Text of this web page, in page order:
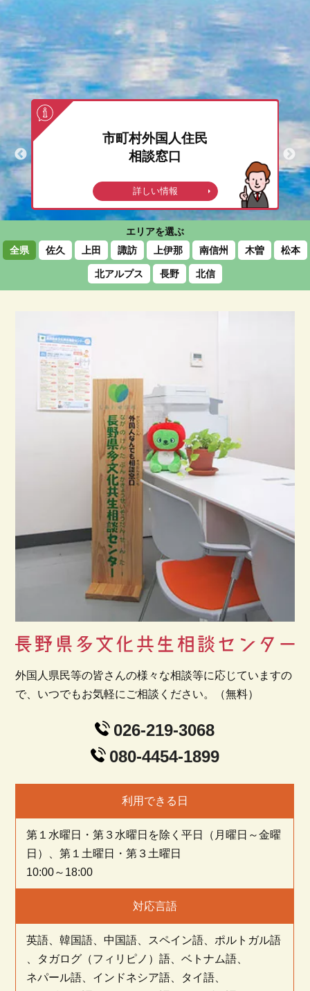
国人住民
窓口
い情報
日本語教室
詳しい情報
エリアを選ぶ
全県
佐久 上田 諏訪 上伊那 南信州 木曽 松本
北アルプス 長野 北信
外国人県民等の皆さんの様々な相談等に応じていますの
で、いつでもお気軽にご相談ください。（無料）
026-219-3068
080-4454-1899
利用できる日
第１水曜日・第３水曜日を除く平日（月曜日～金曜
日）、第１土曜日・第３土曜日
10:00～18:00
対応言語
英語 、韓国語 、中国語 スペイン語
ポルトガル語
タガログ（フィリピノ）語 、ベトナム語
ネパール語
インドネシア語 タイ語